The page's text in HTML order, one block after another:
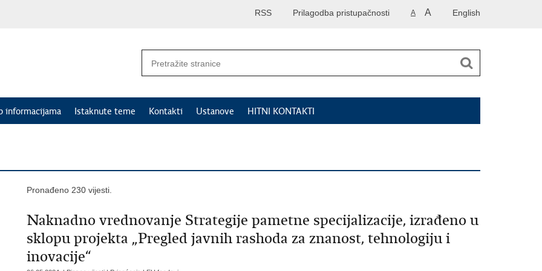
English
A A
Prilagodba pristupačnosti
RSS
informacijama Istaknute teme Kontakti Ustanove HITNI KONTAKTI
Pronađeno 230 vijesti.
Naknadno vrednovanje Strategije pametne specijalizacije, izrađeno u
sklopu projekta „Pregled javnih rashoda za znanost, tehnologiju i
inovacije“